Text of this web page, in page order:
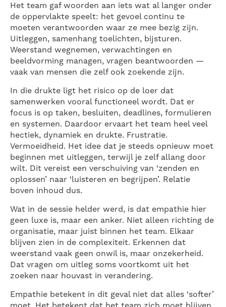
Het team gaf woorden aan iets wat al langer onder
de oppervlakte speelt: het gevoel continu te
moeten verantwoorden waar ze mee bezig zijn.
Uitleggen, samenhang toelichten, bijsturen.
Weerstand wegnemen, verwachtingen en
beeldvorming managen, vragen beantwoorden —
vaak van mensen die zelf ook zoekende zijn.
In die drukte ligt het risico op de loer dat
samenwerken vooral functioneel wordt. Dat er
focus is op taken, besluiten, deadlines, formulieren
en systemen. Daardoor ervaart het team heel veel
hectiek, dynamiek en drukte. Frustratie.
Vermoeidheid. Het idee dat je steeds opnieuw moet
beginnen met uitleggen, terwijl je zelf allang door
wilt. Dit vereist een verschuiving van ‘zenden en
oplossen’ naar ‘luisteren en begrijpen’. Relatie
boven inhoud dus.
Wat in de sessie helder werd, is dat empathie hier
geen luxe is, maar een anker. Niet alleen richting de
organisatie, maar juist binnen het team. Elkaar
blijven zien in de complexiteit. Erkennen dat
weerstand vaak geen onwil is, maar onzekerheid.
Dat vragen om uitleg soms voortkomt uit het
zoeken naar houvast in verandering.
Empathie betekent in dit geval niet dat alles ‘softer’